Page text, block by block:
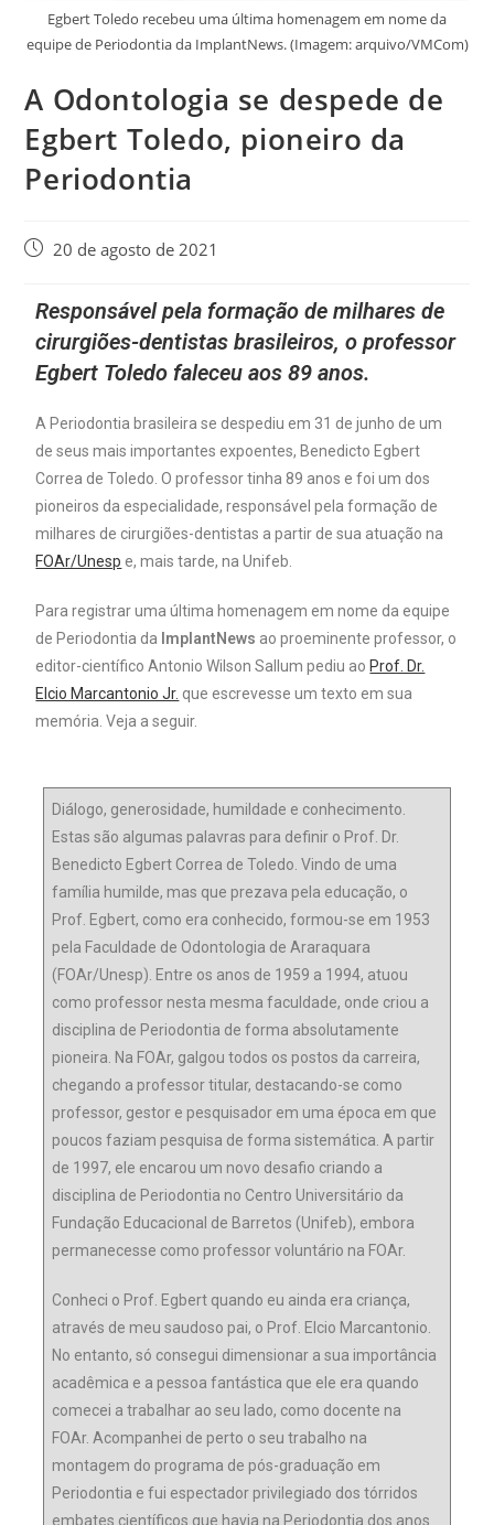
Egbert Toledo recebeu uma última homenagem em nome da
equipe de Periodontia da ImplantNews. (Imagem: arquivo/VMCom)
A Odontologia se despede de
Egbert Toledo, pioneiro da
Periodontia
20 de agosto de 2021
Responsável pela formação de milhares de
cirurgiões-dentistas brasileiros, o professor
Egbert Toledo faleceu aos 89 anos.
A Periodontia brasileira se despediu em 31 de junho de um
de seus mais importantes expoentes, Benedicto Egbert
Correa de Toledo. O professor tinha 89 anos e foi um dos
pioneiros da especialidade, responsável pela formação de
milhares de cirurgiões-dentistas a partir de sua atuação na
FOAr/Unesp e, mais tarde, na Unifeb.
Para registrar uma última homenagem em nome da equipe
de Periodontia da ImplantNews ao proeminente professor, o
editor-científico Antonio Wilson Sallum pediu ao Prof. Dr.
Elcio Marcantonio Jr. que escrevesse um texto em sua
memória. Veja a seguir.
Diálogo, generosidade, humildade e conhecimento.
Estas são algumas palavras para definir o Prof. Dr.
Benedicto Egbert Correa de Toledo. Vindo de uma
família humilde, mas que prezava pela educação, o
Prof. Egbert, como era conhecido, formou-se em 1953
pela Faculdade de Odontologia de Araraquara
(FOAr/Unesp). Entre os anos de 1959 a 1994, atuou
como professor nesta mesma faculdade, onde criou a
disciplina de Periodontia de forma absolutamente
pioneira. Na FOAr, galgou todos os postos da carreira,
chegando a professor titular, destacando-se como
professor, gestor e pesquisador em uma época em que
poucos faziam pesquisa de forma sistemática. A partir
de 1997, ele encarou um novo desafio criando a
disciplina de Periodontia no Centro Universitário da
Fundação Educacional de Barretos (Unifeb), embora
permanecesse como professor voluntário na FOAr.
Conheci o Prof. Egbert quando eu ainda era criança,
através de meu saudoso pai, o Prof. Elcio Marcantonio.
No entanto, só consegui dimensionar a sua importância
acadêmica e a pessoa fantástica que ele era quando
comecei a trabalhar ao seu lado, como docente na
FOAr. Acompanhei de perto o seu trabalho na
montagem do programa de pós-graduação em
Periodontia e fui espectador privilegiado dos tórridos
embates científicos que havia na Periodontia dos anos